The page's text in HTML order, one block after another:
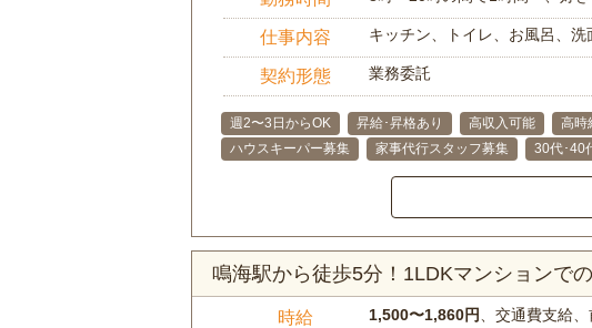
仕事内容 キッチン、トイレ、お風呂、
契約形態 業務委託
週2〜3日からOK 昇給･昇格あり 高収入可能 高時
ハウスキーパー募集
家事代行スタッフ募集 30代･40
鳴海駅から徒歩5分！1LDKマンションで
時給 1,500〜1,860円 、交通費支給